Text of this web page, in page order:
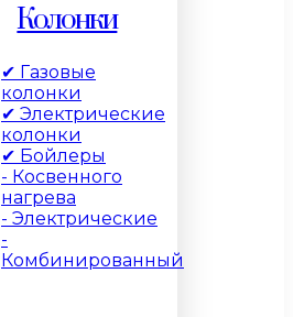
Колонки
✔ Газовые
колонки
✔ Электрические
колонки
✔ Бойлеры
- Косвенного
нагрева
- Электрические
-
Комбинированный